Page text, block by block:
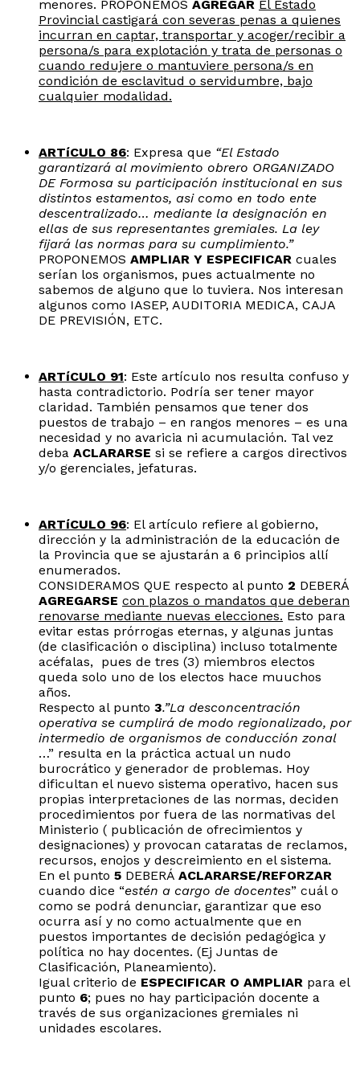
menores. PROPONEMOS AGREGAR El Estado
Provincial castigará con severas penas a quienes
incurran en captar, transportar y acoger/recibir a
persona/s para explotación y trata de personas o
cuando redujere o mantuviere persona/s en
condición de esclavitud o servidumbre, bajo
cualquier modalidad.
ARTíCULO 86: Expresa que “El Estado
garantizará al movimiento obrero ORGANIZADO
DE Formosa su participación institucional en sus
distintos estamentos, asi como en todo ente
descentralizado… mediante la designación en
ellas de sus representantes gremiales. La ley
fijará las normas para su cumplimiento.”
PROPONEMOS AMPLIAR Y ESPECIFICAR cuales
serían los organismos, pues actualmente no
sabemos de alguno que lo tuviera. Nos interesan
algunos como IASEP, AUDITORIA MEDICA, CAJA
DE PREVISIÓN, ETC.
ARTíCULO 91: Este artículo nos resulta confuso y
hasta contradictorio. Podría ser tener mayor
claridad. También pensamos que tener dos
puestos de trabajo – en rangos menores – es una
necesidad y no avaricia ni acumulación. Tal vez
deba ACLARARSE si se refiere a cargos directivos
y/o gerenciales, jefaturas.
ARTíCULO 96: El artículo refiere al gobierno,
dirección y la administración de la educación de
la Provincia que se ajustarán a 6 principios allí
enumerados.
CONSIDERAMOS QUE respecto al punto 2 DEBERÁ
AGREGARSE con plazos o mandatos que deberan
renovarse mediante nuevas elecciones. Esto para
evitar estas prórrogas eternas, y algunas juntas
(de clasificación o disciplina) incluso totalmente
acéfalas, pues de tres (3) miembros electos
queda solo uno de los electos hace muuchos
años.
Respecto al punto 3.”La desconcentración
operativa se cumplirá de modo regionalizado, por
intermedio de organismos de conducción zonal
…” resulta en la práctica actual un nudo
burocrático y generador de problemas. Hoy
dificultan el nuevo sistema operativo, hacen sus
propias interpretaciones de las normas, deciden
procedimientos por fuera de las normativas del
Ministerio ( publicación de ofrecimientos y
designaciones) y provocan cataratas de reclamos,
recursos, enojos y descreimiento en el sistema.
En el punto 5 DEBERÁ ACLARARSE/REFORZAR
cuando dice “estén a cargo de docentes” cuál o
como se podrá denunciar, garantizar que eso
ocurra así y no como actualmente que en
puestos importantes de decisión pedagógica y
política no hay docentes. (Ej Juntas de
Clasificación, Planeamiento).
Igual criterio de ESPECIFICAR O AMPLIAR para el
punto 6; pues no hay participación docente a
través de sus organizaciones gremiales ni
unidades escolares.